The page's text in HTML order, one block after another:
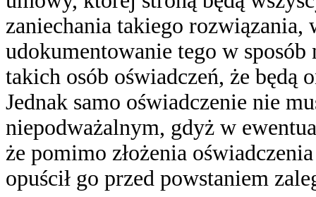
zaniechania takiego rozwiązania,
udokumentowanie tego w
takich osób oświadczeń, że będą
Jednak samo oświadczenie nie
niepodważalnym, gdyż w
że pomimo złożenia
opuścił go przed powstaniem